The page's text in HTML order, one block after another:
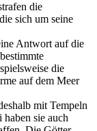
die
sich um seine
Antwort auf die
die
auf dem Meer
mit Tempeln
sie auch